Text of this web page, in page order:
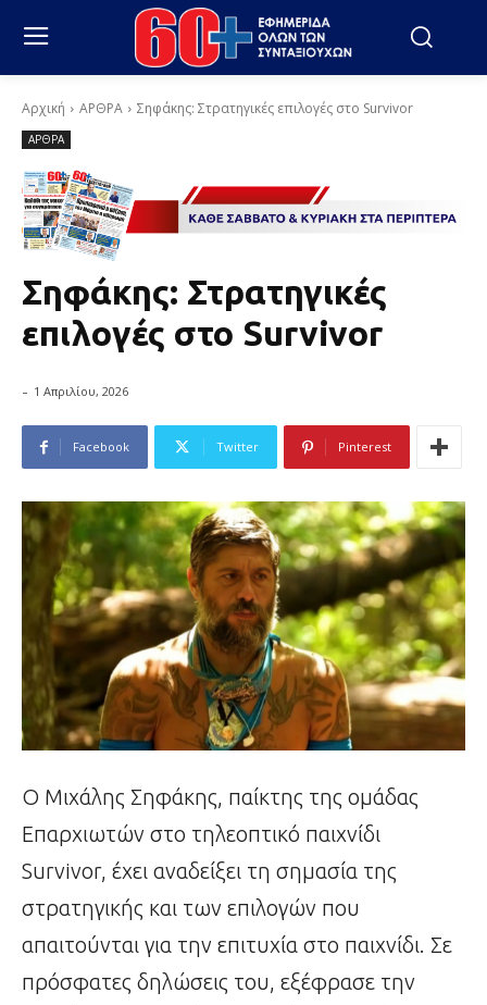
Αρχική ΑΡΘΡΑ Σηφάκης: Στρατηγικές επιλογές στο Survivor
ΑΡΘΡΑ
Σηφάκης: Στρατηγικές
επιλογές στο Survivor
- 1 Απριλίου, 2026
Facebook Twitter Pinterest
Ο Μιχάλης Σηφάκης, παίκτης της ομάδας
Επαρχιωτών στο τηλεοπτικό παιχνίδι
Survivor, έχει αναδείξει τη σημασία της
στρατηγικής και των επιλογών που
απαιτούνται για την επιτυχία στο παιχνίδι. Σε
πρόσφατες δηλώσεις του, εξέφρασε την